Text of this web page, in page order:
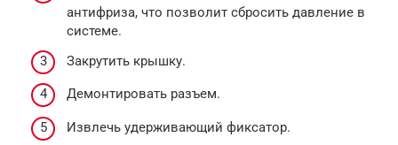
антифриза, что позволит сбросить давление в
системе.
Закрутить крышку.
Демонтировать разъем.
Извлечь удерживающий фиксатор.